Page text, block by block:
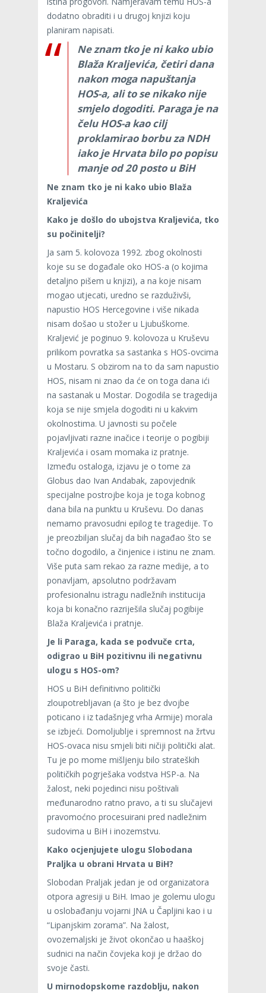
dodatno obraditi i u drugoj knjizi koju
planiram napisati.
Ne znam tko je ni kako ubio
Blaža Kraljevića, četiri dana
nakon moga napuštanja
HOS-a, ali to se nikako nije
smjelo dogoditi. Paraga je na
čelu HOS-a kao cilj
proklamirao borbu za NDH
iako je Hrvata bilo po popisu
manje od 20 posto u BiH
Ne znam tko je ni kako ubio Blaža
Kraljevića
Kako je došlo do ubojstva Kraljevića, tko
su počinitelji?
Ja sam 5. kolovoza 1992. zbog okolnosti
koje su se događale oko HOS-a (o kojima
detaljno pišem u knjizi), a na koje nisam
mogao utjecati, uredno se razduživši,
napustio HOS Hercegovine i više nikada
nisam došao u stožer u Ljubuškome.
Kraljević je poginuo 9. kolovoza u Kruševu
prilikom povratka sa sastanka s HOS-ovcima
u Mostaru. S obzirom na to da sam napustio
HOS, nisam ni znao da će on toga dana ići
na sastanak u Mostar. Dogodila se tragedija
koja se nije smjela dogoditi ni u kakvim
okolnostima. U javnosti su počele
pojavljivati razne inačice i teorije o pogibiji
Kraljevića i osam momaka iz pratnje.
Između ostaloga, izjavu je o tome za
Globus dao Ivan Andabak, zapovjednik
specijalne postrojbe koja je toga kobnog
dana bila na punktu u Kruševu. Do danas
nemamo pravosudni epilog te tragedije. To
je preozbiljan slučaj da bih nagađao što se
točno dogodilo, a činjenice i istinu ne znam.
Više puta sam rekao za razne medije, a to
ponavljam, apsolutno podržavam
profesionalnu istragu nadležnih institucija
koja bi konačno razriješila slučaj pogibije
Blaža Kraljevića i pratnje.
Je li Paraga, kada se podvuče crta,
odigrao u BiH pozitivnu ili negativnu
ulogu s HOS-om?
HOS u BiH definitivno politički
zloupotrebljavan (a što je bez dvojbe
poticano i iz tadašnjeg vrha Armije) morala
se izbjeći. Domoljublje i spremnost na žrtvu
HOS-ovaca nisu smjeli biti ničiji politički alat.
Tu je po mome mišljenju bilo strateških
političkih pogrješaka vodstva HSP-a. Na
žalost, neki pojedinci nisu poštivali
međunarodno ratno pravo, a ti su slučajevi
pravomoćno procesuirani pred nadležnim
sudovima u BiH i inozemstvu.
Kako ocjenjujete ulogu Slobodana
Praljka u obrani Hrvata u BiH?
Slobodan Praljak jedan je od organizatora
otpora agresiji u BiH. Imao je golemu ulogu
u oslobađanju vojarni JNA u Čapljini kao i u
“Lipanjskim zorama”. Na žalost,
ovozemaljski je život okončao u haaškoj
sudnici na način čovjeka koji je držao do
svoje časti.
U mirnodopskome razdoblju, nakon